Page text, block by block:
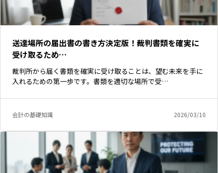
送達場所の届出書の書き方決定版！裁判書類を確実に
受け取るため…
裁判所から届く書類を確実に受け取ることは、望む未来を手に
入れるための第一歩です。書類を適切な場所で受…
会計の基礎知識 2026/03/10